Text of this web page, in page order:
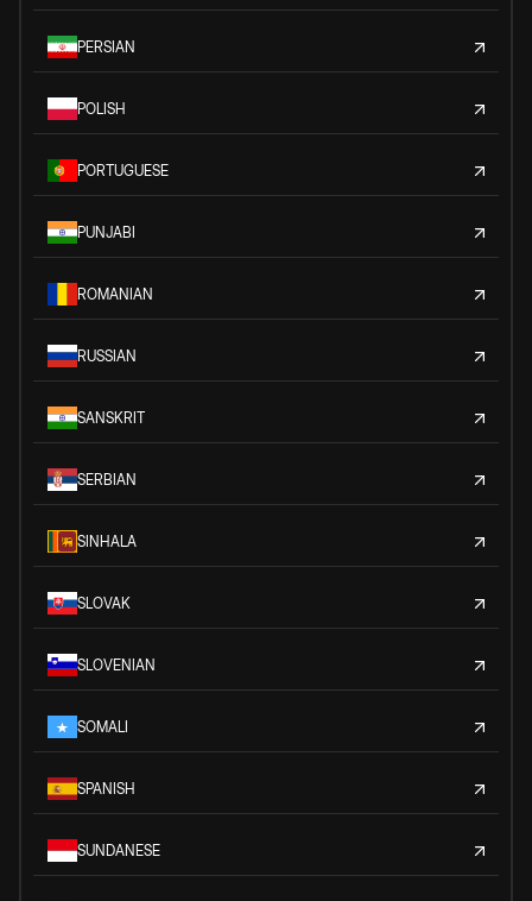
PERSIAN
POLISH
PORTUGUESE
PUNJABI
ROMANIAN
RUSSIAN
SANSKRIT
SERBIAN
SINHALA
SLOVAK
SLOVENIAN
SOMALI
SPANISH
SUNDANESE